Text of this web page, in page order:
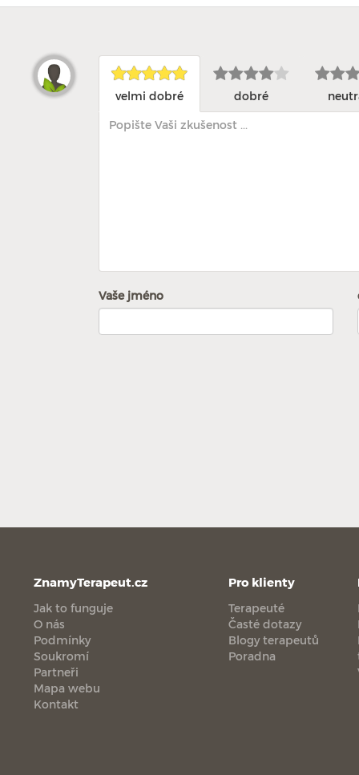
velmi dobré dobré
Vaše jméno
ZnamyTerapeut.cz
Jak to funguje
O nás
Podmínky
Soukromí
Partneři
Mapa webu
Kontakt
Pro klienty
Terapeuté
Časté dotazy
Blogy terapeutů
Poradna